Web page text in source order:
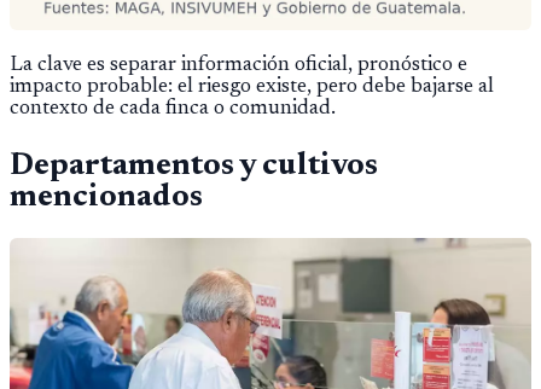
La clave es separar información oficial, pronóstico e
impacto probable: el riesgo existe, pero debe bajarse al
contexto de cada finca o comunidad.
Departamentos y cultivos
mencionados